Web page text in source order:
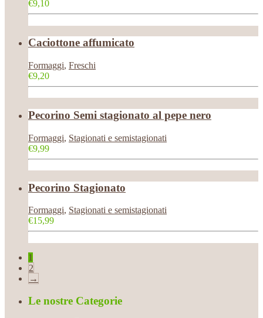
€9,10
Caciottone affumicato
Formaggi, Freschi
€9,20
Pecorino Semi stagionato al pepe nero
Formaggi, Stagionati e semistagionati
€9,99
Pecorino Stagionato
Formaggi, Stagionati e semistagionati
€15,99
1
2
→
Le nostre Categorie